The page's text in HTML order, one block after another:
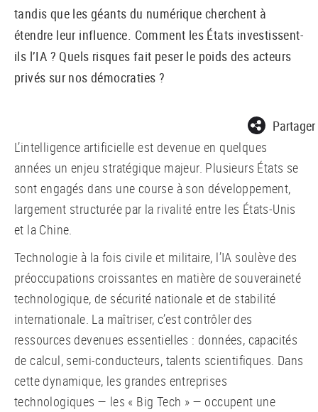
tandis que les géants du numérique cherchent à
étendre leur influence. Comment les États investissent-
ils l’IA ? Quels risques fait peser le poids des acteurs
privés sur nos démocraties ?
Partager
L’intelligence artificielle est devenue en quelques
années un enjeu stratégique majeur. Plusieurs États se
sont engagés dans une course à son développement,
largement structurée par la rivalité entre les États-Unis
et la Chine.
Technologie à la fois civile et militaire, l’IA soulève des
préoccupations croissantes en matière de souveraineté
technologique, de sécurité nationale et de stabilité
internationale. La maîtriser, c’est contrôler des
ressources devenues essentielles : données, capacités
de calcul, semi-conducteurs, talents scientifiques. Dans
cette dynamique, les grandes entreprises
technologiques — les « Big Tech » — occupent une